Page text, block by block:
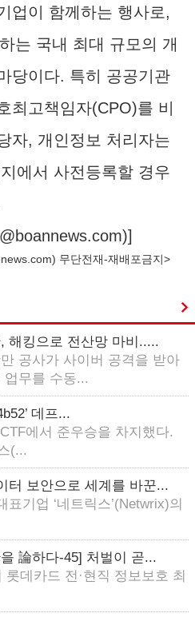
업이 함께하는 행사로,
는 국내 최대 규모의 개
당이다. 특히 공공기관
최고책임자(CPO)를 비
자, 개인정보 처리자는
에서 사전등록할 경우
)]
) 무단전재-재배포금지>
해킹으로 전산망 마비.....
공사가 사이버 공격을 받아
업무를 수동...
데프...
에서 준우승을 차지했다.
(...
터 보안으로 세계를 바꾼...
기업 ‘네트릭스’(Netwrix)의
論하다-45] 처벌이 곧...
데카드 전·현직 정보보호 최